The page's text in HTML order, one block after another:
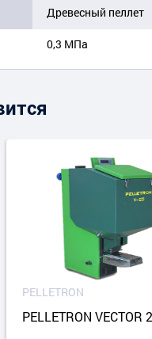
Древесный пеллет
0,3 МПа
PELLETRON
PELLETRON VECTOR